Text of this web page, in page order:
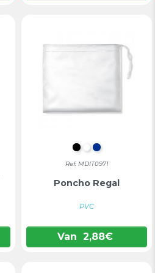
ZWART
WITBLAUW
Ref: MDIT0971
Poncho Regal
PVC
Van 2,88€